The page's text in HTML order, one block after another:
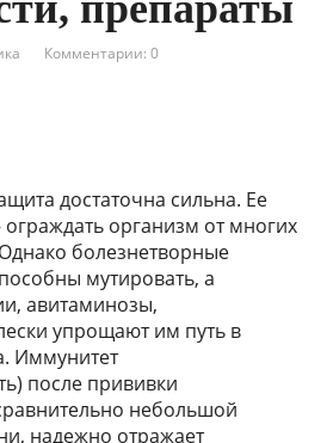
Комментарии: 0
достаточна сильна. Ее
организм от многих
болезнетворные
мутировать, а
авитаминозы,
упрощают им путь в
Иммунитет
после прививки
небольшой
надежно отражает